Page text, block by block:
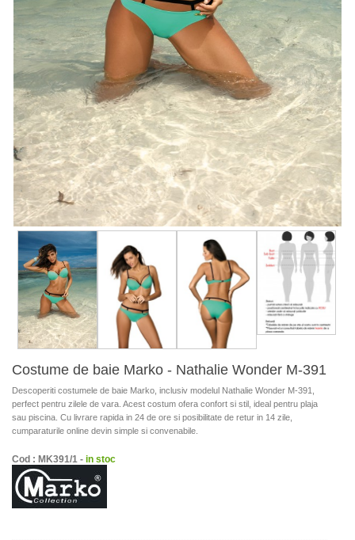
Costume de baie Marko - Nathalie Wonder M-391
Descoperiti costumele de baie Marko, inclusiv modelul Nathalie Wonder M-391,
perfect pentru zilele de vara. Acest costum ofera confort si stil, ideal pentru plaja
sau piscina. Cu livrare rapida in 24 de ore si posibilitate de retur in 14 zile,
cumparaturile online devin simple si convenabile.
Cod : MK391/1 - in stoc